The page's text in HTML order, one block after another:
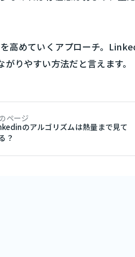
高めていくアプローチ。
りやすい方法だと言えます。
ページ
のアルゴリズムは熱量まで見て
？